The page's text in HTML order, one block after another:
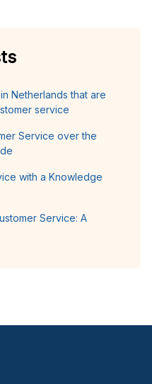
Netherlands that are
service
Service over the
with a Knowledge
Service: A